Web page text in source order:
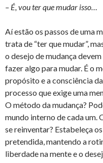
– É, vou ter que mudar isso…
Aí estão os passos de uma
trata de “ter que mudar”,
o desejo de mudança
fazer algo para mudar. É o
propósito e a consciência
processo que exige uma
O método da mudança?
mundo interno de cada um.
se reinventar? Estabeleça
pretendida, mantendo a
liberdade na mente e o